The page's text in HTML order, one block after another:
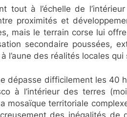
tout à l’échelle de
proximités et
mais le terrain corse lui
secondaire poussées,
des réalités locales qui
dépasse difficilement les 40
à l’intérieur des terres
mosaïque territoriale